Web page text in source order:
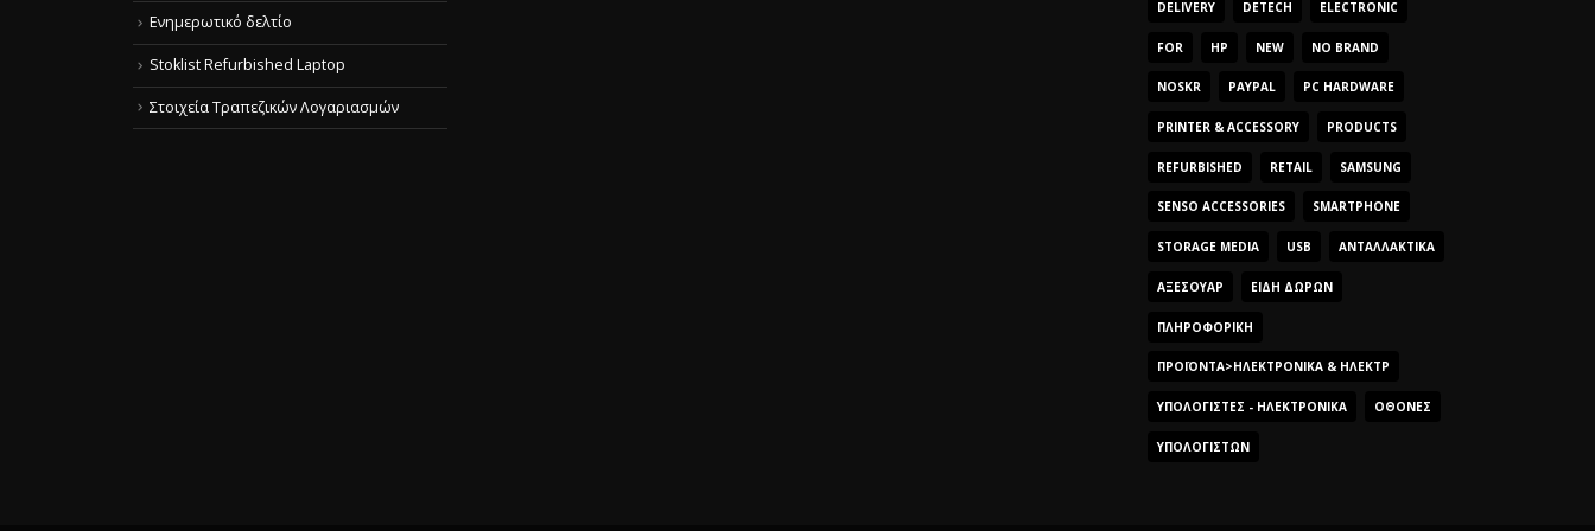
Ενημερωτικό δελτίο
Stoklist Refurbished Laptop
Στοιχεία Τραπεζικών Λογαριασμών
DELIVERY DETECH ELECTRONIC
FOR HP NEW NO BRAND
NOSKR PAYPAL PC HARDWARE
PRINTER & ACCESSORY PRODUCTS
REFURBISHED RETAIL SAMSUNG
SENSO ACCESSORIES SMARTPHONE
STORAGE MEDIA USB ΑΝΤΑΛΛΑΚΤΙΚΆ
ΑΞΕΣΟΥΆΡ ΕΊΔΗ ΔΏΡΩΝ
ΠΛΗΡΟΦΟΡΙΚΉ
ΠΡΟΪΌΝΤΑ>ΗΛΕΚΤΡΟΝΙΚΆ & ΗΛΕΚΤΡ
ΥΠΟΛΟΓΙΣΤΈΣ - ΗΛΕΚΤΡΟΝΙΚΆ ΟΘΌΝΕΣ
ΥΠΟΛΟΓΙΣΤΏΝ